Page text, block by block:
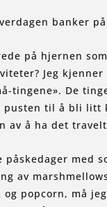
banker
på hjernen
Jeg
tingene». De
pusten til å bli litt
av å ha det
påskedager med
av
og popcorn, må